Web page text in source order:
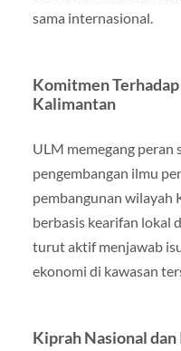
sama internasional.
Komitmen
Kalimantan
ULM memegang peran
pengembangan ilmu
pembangunan
berbasis kearifan lokal
turut aktif menjawab
ekonomi di kawasan
Kiprah Nasional